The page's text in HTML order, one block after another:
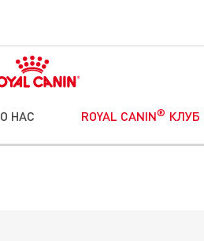
О НАС ROYAL CANIN® КЛУБ